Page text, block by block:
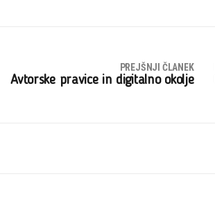
PREJŠNJI ČLANEK
Avtorske pravice in digitalno okolje